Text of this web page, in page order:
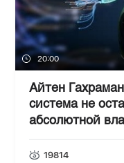
20:00
Айтен
система не
абсолютной
19814